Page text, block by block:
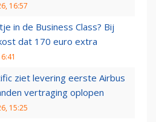
16:57
in de Business Class? Bij
dat 170 euro extra
ziet levering eerste Airbus
vertraging oplopen
15:25